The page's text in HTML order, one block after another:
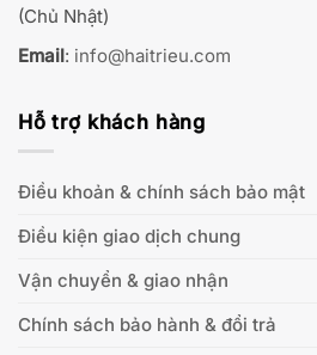
(Chủ Nhật)
Email: info@haitrieu.com
Hỗ trợ khách hàng
Điều khoản & chính sách bảo mật
Điều kiện giao dịch chung
Vận chuyển & giao nhận
Chính sách bảo hành & đổi trả